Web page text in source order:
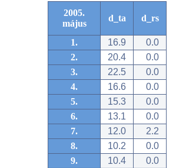
2005.
május
d_ta d_rs
1. 16.9
0.0
2.
20.4
0.0
3.
22.5
0.0
4.
16.6
0.0
5.
15.3
0.0
6.
13.1
0.0
7.
12.0
2.2
8.
10.2
0.0
9.
10.4
0.0